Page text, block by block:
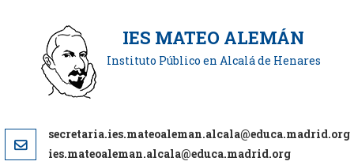
contenido
IES MATEO ALEMÁN
Instituto Público en Alcalá de Henares
ies.mateoaleman.alcala@educa.madrid.org